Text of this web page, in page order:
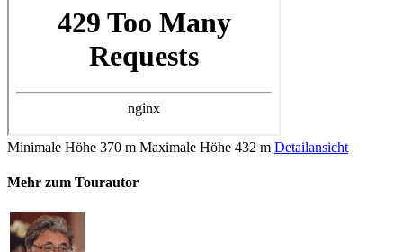
Minimale Höhe 370 m Maximale Höhe 432 m Detailansicht
Mehr zum Tourautor